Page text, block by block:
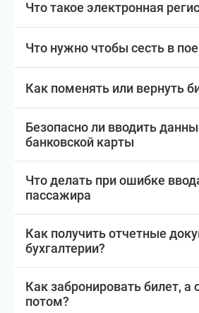
Что такое электронная
Что нужно чтобы сесть в
Как поменять или вернуть
Безопасно ли вводить
банковской карты
Что делать при ошибке
пассажира
Как получить отчетные
бухгалтерии?
Как забронировать билет, а
потом?